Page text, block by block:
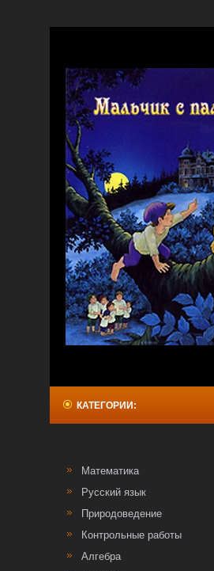
КАТЕГОРИИ:
Математика
Русский язык
Природоведение
Контрольные работы
Алгебра